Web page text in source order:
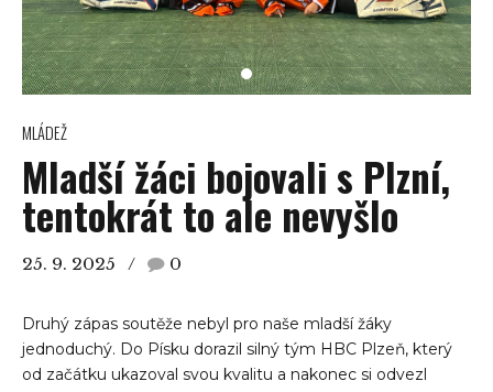
MLÁDEŽ
Mladší žáci bojovali s Plzní,
tentokrát to ale nevyšlo
25. 9. 2025 0
Druhý zápas soutěže nebyl pro naše mladší žáky
jednoduchý. Do Písku dorazil silný tým HBC Plzeň, který
od začátku ukazoval svou kvalitu a nakonec si odvezl